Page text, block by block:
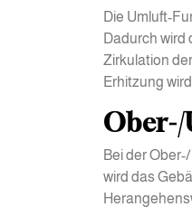
Die Umluft-
Dadurch
Zirkulation
Erhitzung
Bei der
wird das